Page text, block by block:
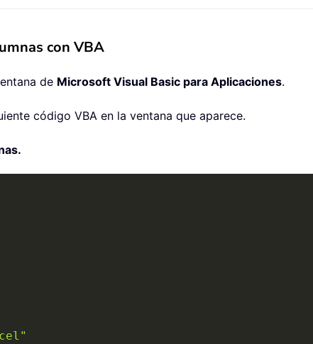
con VBA
de Microsoft Visual Basic para Aplicaciones.
código VBA en la ventana que aparece.